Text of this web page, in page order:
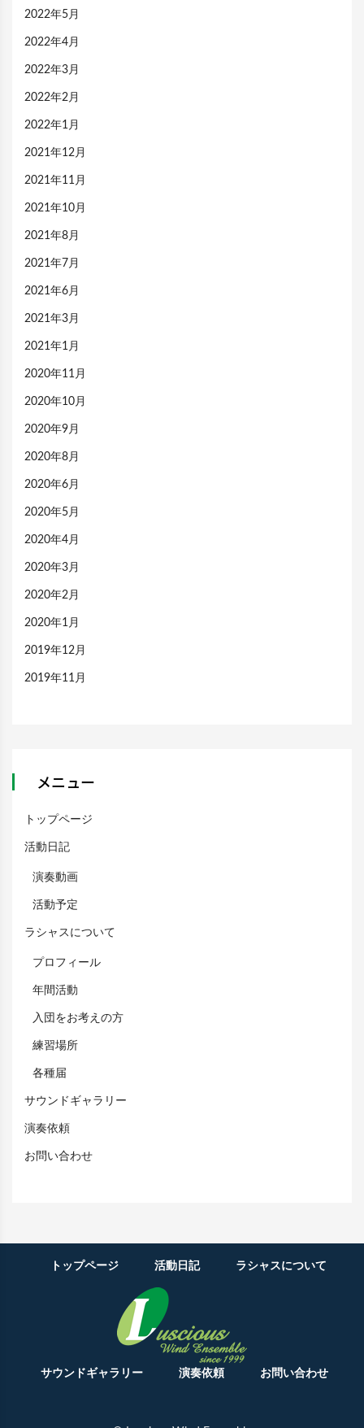
2022年5月
2022年4月
2022年3月
2022年2月
2022年1月
2021年12月
2021年11月
2021年10月
2021年8月
2021年7月
2021年6月
2021年3月
2021年1月
2020年11月
2020年10月
2020年9月
2020年8月
2020年6月
2020年5月
2020年4月
2020年3月
2020年2月
2020年1月
2019年12月
2019年11月
メニュー
トップページ
活動日記
演奏動画
活動予定
ラシャスについて
プロフィール
年間活動
入団をお考えの方
練習場所
各種届
サウンドギャラリー
演奏依頼
お問い合わせ
トップページ 活動日記 ラシャスについて
サウンドギャラリー 演奏依頼 お問い合わせ